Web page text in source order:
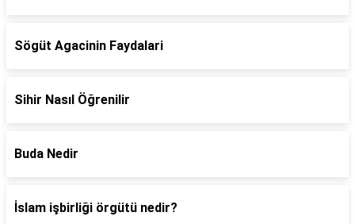
Sögüt Agacinin Faydalari
Sihir Nasıl Öğrenilir
Buda Nedir
İslam işbirliği örgütü nedir?